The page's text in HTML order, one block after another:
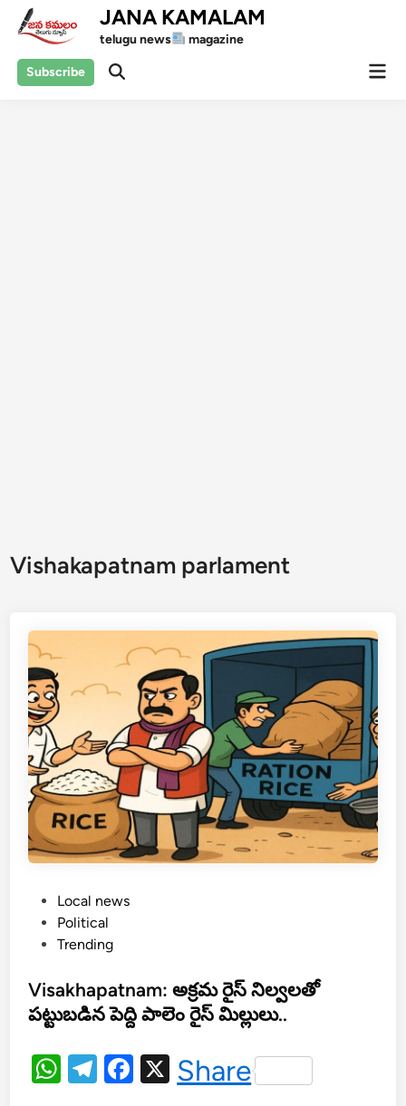
Skip
JANA KAMALAM
telugu news magazine
Subscribe
Open
Vishakapatnam parlament
e
d
n
Local news
Political
Trending
Visakhapatnam: అక్రమ రైస్ నిల్వలతో
పట్టుబడిన పెద్ది పాలెం రైస్ మిల్లులు..
W T
F
X
Share